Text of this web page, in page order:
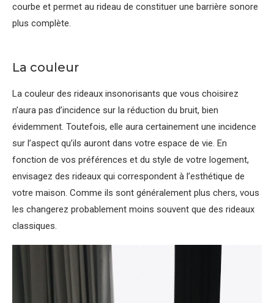
courbe et permet au rideau de constituer une barrière sonore
plus complète.
La couleur
La couleur des rideaux insonorisants que vous choisirez
n’aura pas d’incidence sur la réduction du bruit, bien
évidemment. Toutefois, elle aura certainement une incidence
sur l’aspect qu’ils auront dans votre espace de vie. En
fonction de vos préférences et du style de votre logement,
envisagez des rideaux qui correspondent à l’esthétique de
votre maison. Comme ils sont généralement plus chers, vous
les changerez probablement moins souvent que des rideaux
classiques.